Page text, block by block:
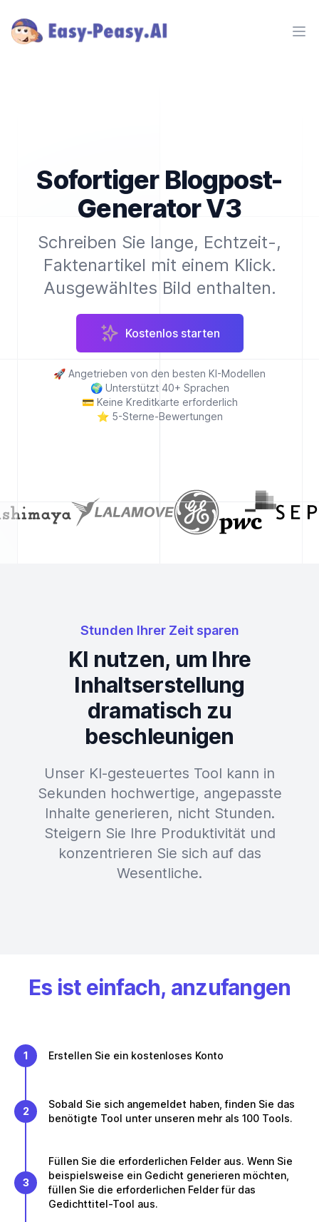
Sofortiger Blogpost-
Generator V3
Schreiben Sie lange, Echtzeit-,
Faktenartikel mit einem Klick.
Ausgewähltes Bild enthalten.
Kostenlos starten
🚀 Angetrieben von den besten KI-Modellen
🌍 Unterstützt 40+ Sprachen
💳 Keine Kreditkarte erforderlich
⭐ 5-Sterne-Bewertungen
Stunden Ihrer Zeit sparen
KI nutzen, um Ihre
Inhaltserstellung
dramatisch zu
beschleunigen
Unser KI-gesteuertes Tool kann in
Sekunden hochwertige, angepasste
Inhalte generieren, nicht Stunden.
Steigern Sie Ihre Produktivität und
konzentrieren Sie sich auf das
Wesentliche.
Es ist einfach, anzufangen
1 Erstellen Sie ein kostenloses Konto
2
Sobald Sie sich angemeldet haben, finden Sie das
benötigte Tool unter unseren mehr als 100 Tools.
3
Füllen Sie die erforderlichen Felder aus. Wenn Sie
beispielsweise ein Gedicht generieren möchten,
füllen Sie die erforderlichen Felder für das
Gedichttitel-Tool aus.